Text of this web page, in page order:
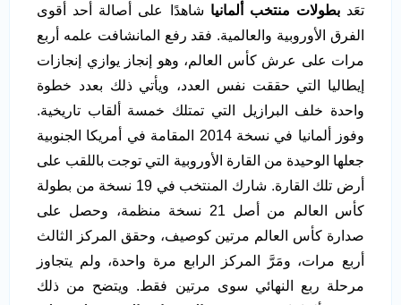
تعَدبطولات منتخب ألمانيا شاهدًا على أصالة أحد أقوى
الفرق الأوروبية والعالمية. فقد رفع المانشافت علمه أربع
مرات على عرش كأس العالم، وهو إنجاز يوازي إنجازات
إيطاليا التي حققت نفس العدد، ويأتي ذلك بعدد خطوة
واحدة خلف البرازيل التي تمتلك خمسة ألقاب تاريخية.
وفوز ألمانيا في نسخة 2014 المقامة في أمريكا الجنوبية
جعلها الوحيدة من القارة الأوروبية التي توجت باللقب على
أرض تلك القارة. شارك المنتخب في 19 نسخة من بطولة
كأس العالم من أصل 21 نسخة منظمة، وحصل على
صدارة كأس العالم مرتين كوصيف، وحقق المركز الثالث
أربع مرات، ومَرَّ المركز الرابع مرة واحدة، ولم يتجاوز
مرحلة ربع النهائي سوى مرتين فقط. ويتضح من ذلك